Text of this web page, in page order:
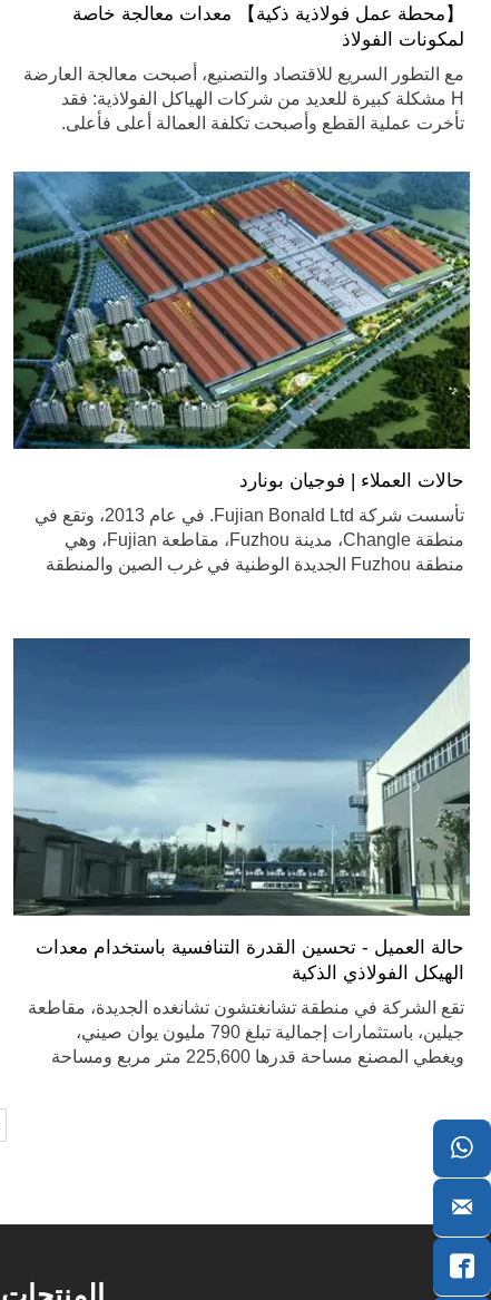
【محطة عمل فولاذية ذكية】 معدات معالجة خاصة
لمكونات الفولاذ
مع التطور السريع للاقتصاد والتصنيع، أصبحت معالجة العارضة
H مشكلة كبيرة للعديد من شركات الهياكل الفولاذية: فقد
تأخرت عملية القطع وأصبحت تكلفة العمالة أعلى فأعلى.
حالات العملاء | فوجيان بونارد
تأسست شركة Fujian Bonald Ltd. في عام 2013، وتقع في
منطقة Changle، مدينة Fuzhou، مقاطعة Fujian، وهي
منطقة Fuzhou الجديدة الوطنية في غرب الصين والمنطقة
حالة العميل - تحسين القدرة التنافسية باستخدام معدات
الهيكل الفولاذي الذكية
تقع الشركة في منطقة تشانغتشون تشانغده الجديدة، مقاطعة
جيلين، باستثمارات إجمالية تبلغ 790 مليون يوان صيني،
ويغطي المصنع مساحة قدرها 225,600 متر مربع ومساحة


